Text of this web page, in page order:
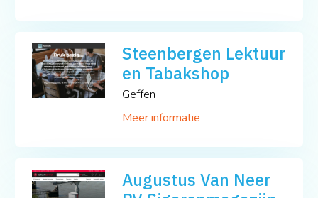
Steenbergen Lektuur
en Tabakshop
Geffen
Meer informatie
Augustus Van Neer